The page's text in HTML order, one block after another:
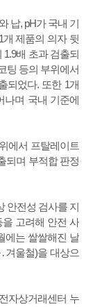
납, pH가 국내 기
제품의 의자 뒷
배 초과 검출되
팅 등의 부위에서
되었다. 또한 1개
나며 국내 기준에
에서 프탈레이트
되며 부적합 판정
안전성 검사를 지
고려해 안전 사
에는 쌀쌀해진 날
겨울철)을 대상으
자상거래센터 누